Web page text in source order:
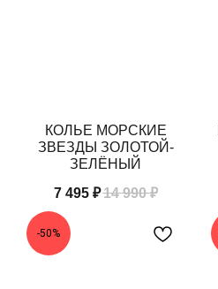
КОЛЬЕ МОРСКИЕ
ЗВЕЗДЫ ЗОЛОТОЙ-
ЗЕЛЁНЫЙ
7 495 ₽14 990 ₽
-50%